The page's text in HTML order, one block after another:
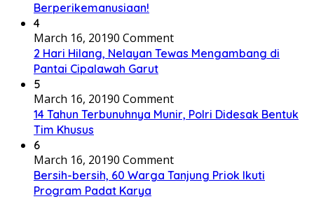
Berperikemanusiaan!
4
March 16, 20190 Comment
2 Hari Hilang, Nelayan Tewas Mengambang di
Pantai Cipalawah Garut
5
March 16, 20190 Comment
14 Tahun Terbunuhnya Munir, Polri Didesak Bentuk
Tim Khusus
6
March 16, 20190 Comment
Bersih-bersih, 60 Warga Tanjung Priok Ikuti
Program Padat Karya